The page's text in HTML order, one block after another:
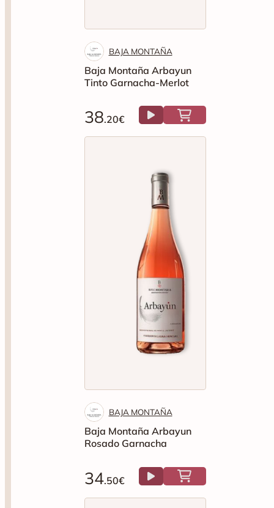
BAJA MONTAÑA
Baja Montaña Arbayun
Tinto Garnacha-Merlot
38.20€
BAJA MONTAÑA
Baja Montaña Arbayun
Rosado Garnacha
34.50€